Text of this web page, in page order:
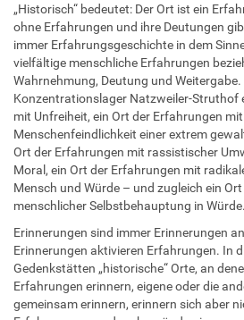
„Historisch“ bedeutet: Der Ort ist ein
ohne Erfahrungen und ihre Deutungen
immer Erfahrungsgeschichte in dem
vielfältige menschliche Erfahrungen
Wahrnehmung, Deutung und
Konzentrationslager Natzweiler-Struthof
mit Unfreiheit, ein Ort der Erfahrungen
Menschenfeindlichkeit einer extrem
Ort der Erfahrungen mit rassistischer
Moral, ein Ort der Erfahrungen mit
Mensch und Würde – und zugleich ein
menschlicher Selbstbehauptung in Würde.
Erinnerungen sind immer Erinnerungen
Erinnerungen aktivieren Erfahrungen. In
Gedenkstätten „historische“ Orte, an
Erfahrungen erinnern, eigene oder die
gemeinsam erinnern, erinnern sich aber